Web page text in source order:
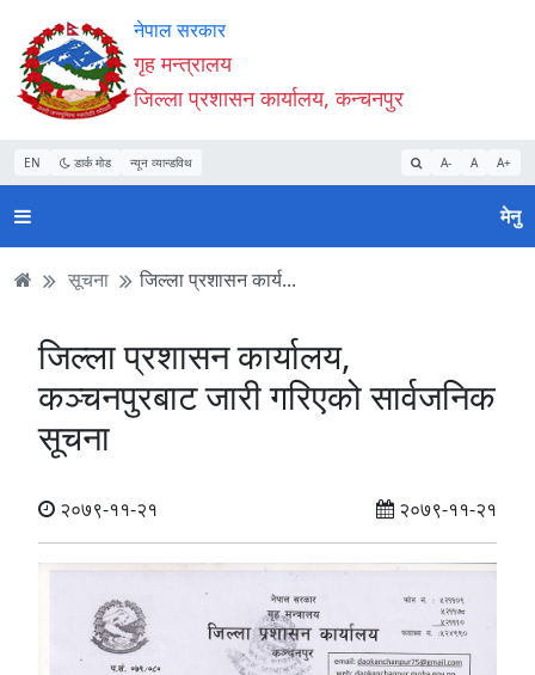
Accessibility
Mode
सुरु
गर्नुहोस्
सामाग्री
पढ्नुहाेस्
नेभिगेसन
पढ्नुहाेस्
वेबसाइट
खोजमा
जानुहोस्
नेपाल सरकार
गृह मन्त्रालय
जिल्ला प्रशासन कार्यालय, कन्चनपुर
EN डार्क मोड न्यून व्यान्डविथ A- A A+
मेनु
सूचना जिल्ला प्रशासन कार्य...
जिल्ला प्रशासन कार्यालय,
कञ्चनपुरबाट जारी गरिएको सार्वजनिक
सूचना
२०७९-११-२१ २०७९-११-२१